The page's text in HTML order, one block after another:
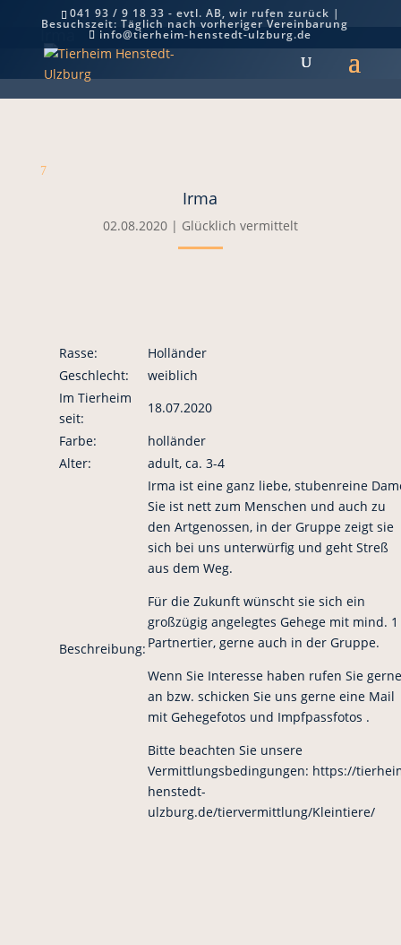
041 93 / 9 18 33 - evtl. AB, wir rufen zurück |
Besuchszeit: Täglich nach vorheriger Vereinbarung
info@tierheim-henstedt-ulzburg.de
Irma
7
Irma
02.08.2020| Glücklich vermittelt
Rasse:
Holländer
Geschlecht:
weiblich
Im Tierheim
seit:
18.07.2020
Farbe:
holländer
Alter:
adult, ca. 3-4
Beschreibung:
Irma ist eine ganz liebe, stubenreine
Sie ist nett zum Menschen und auch zu
den Artgenossen, in der Gruppe zeigt sie
sich bei uns unterwürfig und geht Streß
aus dem Weg.
Für die Zukunft wünscht sie sich ein
großzügig angelegtes Gehege mit mind. 1
Partnertier, gerne auch in der Gruppe.
Wenn Sie Interesse haben rufen Sie gerne
an bzw. schicken Sie uns gerne eine Mail
mit Gehegefotos und Impfpassfotos .
Bitte beachten Sie unsere
Vermittlungsbedingungen: https://
henstedt-
ulzburg.de/tiervermittlung/Kleintiere/